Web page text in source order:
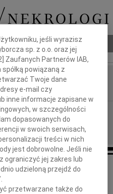
Podziękowanie
jeśli wyrazisz
sp. z o.o. oraz jej
] Zaufanych Partnerów IAB,
powiązaną z
Twoje dane
e-mail czy
inne informacje zapisane w
w szczególności
dopasowanych do
w swoich serwisach,
treści w nich
jest dobrowolne. Jeśli nie
ograniczyć jej zakres lub
udzieloną przejdź do
przetwarzane także do